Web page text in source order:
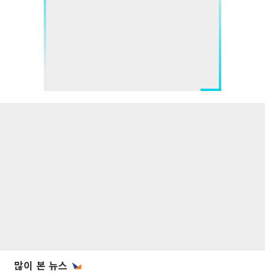
많이 본 뉴스